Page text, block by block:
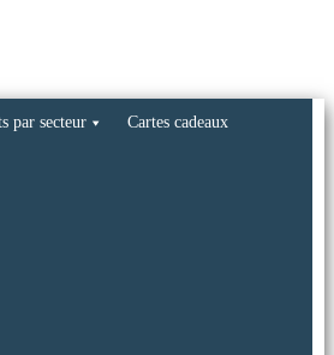
par secteur Cartes cadeaux